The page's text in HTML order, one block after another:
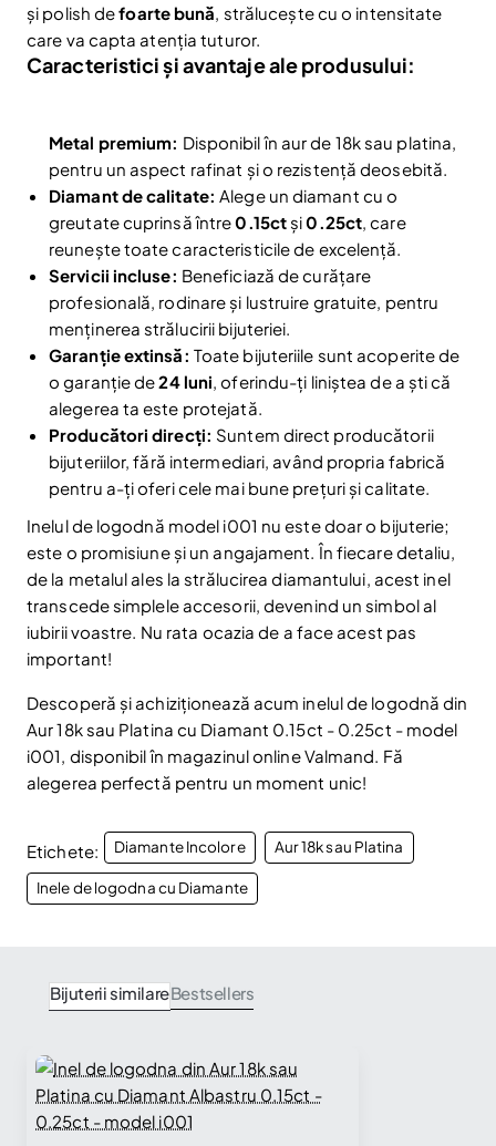
Reduceri și noutăți doar pentru abonați
Fii la curent cu noutățile și promoțiile abonându-te
la newsletter-ul nostru.
Email
Abonare
Am citit și sunt de acord cu Politica de confidentialitate
Nu mai afișa.
și polish defoarte bună , strălucește cu o intensitate
care va capta atenția tuturor.
Caracteristici și avantaje ale produsului:
Metal premium: Disponibil în aur de 18k sau platina,
pentru un aspect rafinat și o rezistență deosebită.
Diamant de calitate: Alege un diamant cu o
greutate cuprinsă între0.15ct și0.25ct , care
reunește toate caracteristicile de excelență.
Servicii incluse: Beneficiază de curățare
profesională, rodinare și lustruire gratuite, pentru
menținerea strălucirii bijuteriei.
Garanție extinsă: Toate bijuteriile sunt acoperite de
o garanție de24 luni , oferindu-ți liniștea de a ști că
alegerea ta este protejată.
Producători direcți: Suntem direct producătorii
bijuteriilor, fără intermediari, având propria fabrică
pentru a-ți oferi cele mai bune prețuri și calitate.
Inelul de logodnă model i001 nu este doar o bijuterie;
este o promisiune și un angajament. În fiecare detaliu,
de la metalul ales la strălucirea diamantului, acest inel
transcede simplele accesorii, devenind un simbol al
iubirii voastre. Nu rata ocazia de a face acest pas
important!
Descoperă și achiziționează acum inelul de logodnă din
Aur 18k sau Platina cu Diamant 0.15ct - 0.25ct - model
i001, disponibil în magazinul online Valmand. Fă
alegerea perfectă pentru un moment unic!
Etichete: Diamante Incolore Aur 18k sau Platina
Inele de logodna cu Diamante
Bijuterii similareBestsellers